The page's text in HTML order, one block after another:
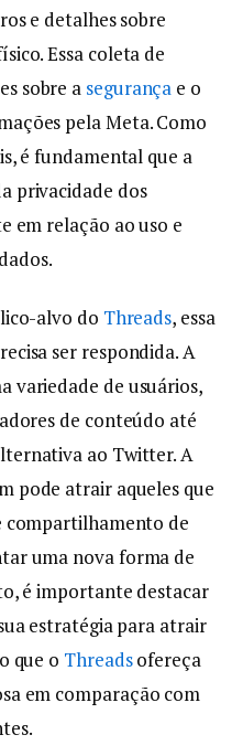
e detalhes sobre
Essa coleta de
sobre a segurança e o
pela Meta. Como
é fundamental que a
privacidade dos
em relação ao uso e
alvo do Threads, essa
ser respondida. A
variedade de usuários,
de conteúdo até
ao Twitter. A
pode atrair aqueles que
de
uma nova forma de
é importante destacar
estratégia para atrair
que o Threadsofereça
em comparação com